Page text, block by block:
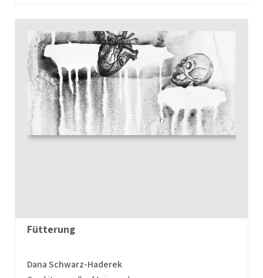
Fütterung
Dana Schwarz-Haderek